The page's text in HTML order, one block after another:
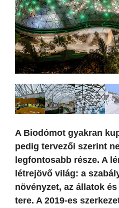
A Biodómot gyakran
pedig tervezői szerint
legfontosabb része. A
létrejövő világ: a
növényzet, az állatok
tere. A 2019-es